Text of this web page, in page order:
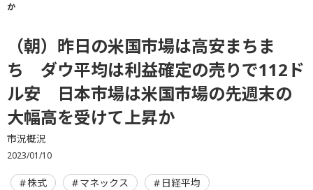
か
（朝）昨日の米国市場は高安まちま
ち ダウ平均は利益確定の売りで112ド
ル安 日本市場は米国市場の先週末の
大幅高を受けて上昇か
市況概況
2023/01/10
株式 マネックス 日経平均